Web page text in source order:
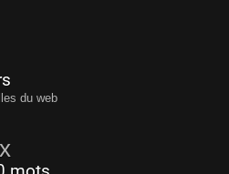
du web